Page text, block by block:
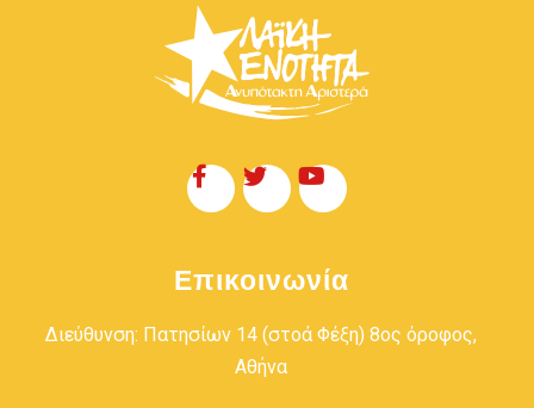
Επικοινωνία
Διεύθυνση: Πατησίων 14 (στοά Φέξη) 8ος όροφος,
Αθήνα